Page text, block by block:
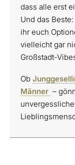
dass alle erst
Und das
ihr euch
vielleicht gar
Großstadt-
Ob
Männer –